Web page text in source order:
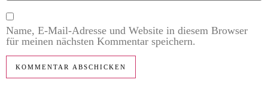
Name, E-Mail-Adresse und Website in diesem Browser
für meinen nächsten Kommentar speichern.